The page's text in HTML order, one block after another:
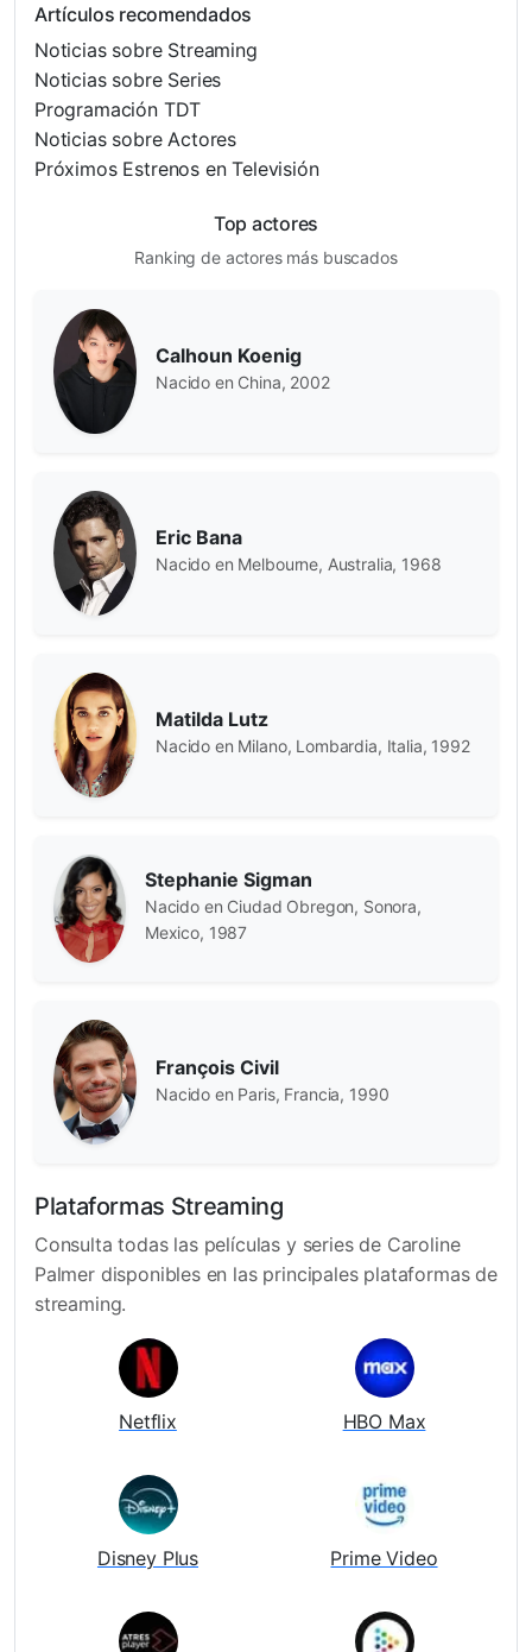
Artículos recomendados
Noticias sobre Streaming
Noticias sobre Series
Programación TDT
Noticias sobre Actores
Próximos Estrenos en Televisión
Top actores
Ranking de actores más buscados
Calhoun Koenig
Nacido en China, 2002
Eric Bana
Nacido en Melbourne, Australia, 1968
Matilda Lutz
Nacido en Milano, Lombardia, Italia, 1992
Stephanie Sigman
Nacido en Ciudad Obregon, Sonora,
Mexico, 1987
François Civil
Nacido en Paris, Francia, 1990
Plataformas Streaming
Consulta todas las películas y series de Caroline
Palmer disponibles en las principales plataformas de
streaming.
Netflix HBO Max
Disney Plus Prime Video